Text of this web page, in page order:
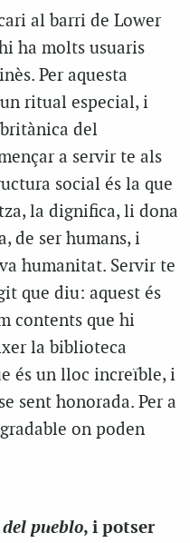
al barri de Lower
ha molts usuaris
Per aquesta
ritual especial, i
del
a servir te als
social és la que
la dignifica, li dona
de ser humans, i
humanitat. Servir te
que diu: aquest és
contents que hi
la biblioteca
és un lloc increïble, i
sent honorada. Per a
on poden
pueblo, i potser